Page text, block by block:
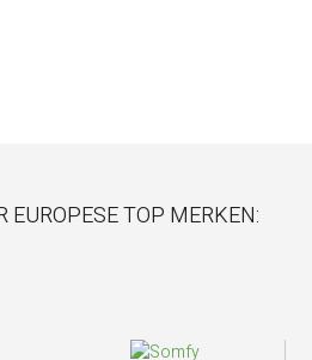
EUROPESE TOP MERKEN: